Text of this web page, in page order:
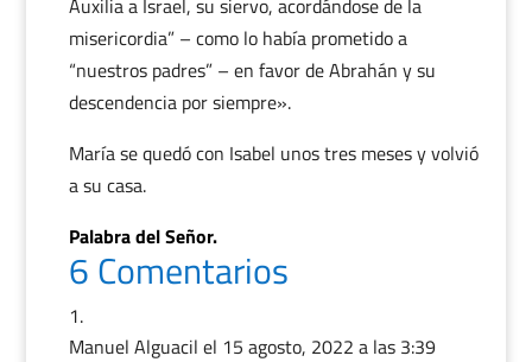
Auxilia a Israel, su siervo, acordándose de la
misericordia” – como lo había prometido a
“nuestros padres” – en favor de Abrahán y su
descendencia por siempre».
María se quedó con Isabel unos tres meses y volvió
a su casa.
Palabra del Señor.
6 Comentarios
Manuel Alguacil el 15 agosto, 2022 a las 3:39